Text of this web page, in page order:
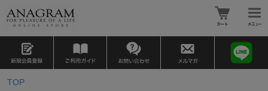
TOP